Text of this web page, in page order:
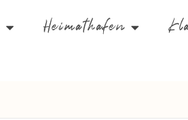
Heimathafen